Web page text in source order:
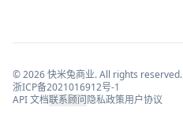
©2026快米兔商业. All rights reserved.
浙ICP备2021016912号-1
API 文档联系顾问隐私政策用户协议